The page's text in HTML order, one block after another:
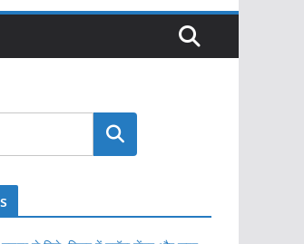
खोजें